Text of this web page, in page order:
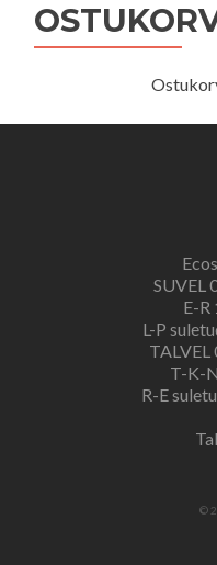
SUVEL
E-R
L-P
TALVEL
T-K-
R-E
©